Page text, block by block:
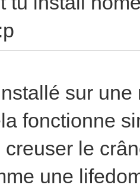
sur
fonctionne
le
une